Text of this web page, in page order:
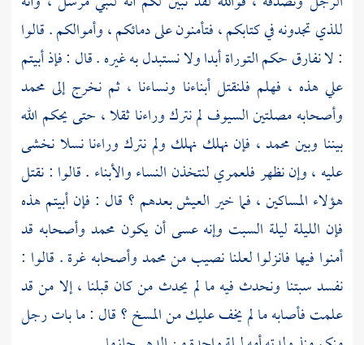
للذي تجدونه في كتابكم ، فتأمنون على دمائكم ، وأموالكم . قالوا
: لا نفارق حكم التوراة أبدا ولا نستبدل به غيره . قال : فإذ أبيتم
علي هذه ، فهلم فلنقتل أبناءنا ونساءنا ، ثم نخرج إلى محمد
وأصحابه مصلتين السيوف لم نترك وراءنا ثقلا ، حتى يحكم الله
بيننا وبينمحمد ، فإن نهلك نهلك ولم نترك وراءنا نسلا نخشى
عليه ، وإن نظهر فلعمري لنتخذن النساء والأبناء . قالوا : نقتل
هؤلاء المساكين ، فما خير العيش بعدهم ؟ قال : فإن أبيتم هذه
فإن الليلة ليلة السبت وإنه عسى أن يكون محمد وأصحابه قد
أمنوا فيها فانزلوا لعلنا نصيب منمحمدوأصحابه غرة . قالوا :
نفسد سبتنا ونحدث فيه ما لم يحدث من كان قبلنا ، إلا من قد
علمت فأصابه ما لم يخف عليك من المسخ ؟ قال : ما بات رجل